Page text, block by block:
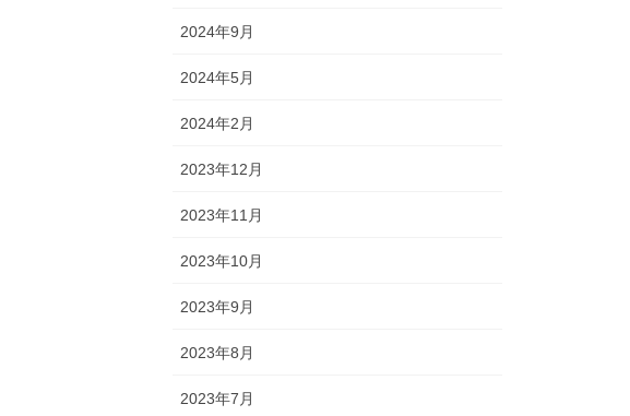
2024年9月
2024年5月
2024年2月
2023年12月
2023年11月
2023年10月
2023年9月
2023年8月
2023年7月